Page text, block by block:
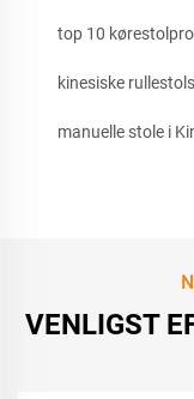
top 10
kinesiske
manuelle stole i
VENLIGST